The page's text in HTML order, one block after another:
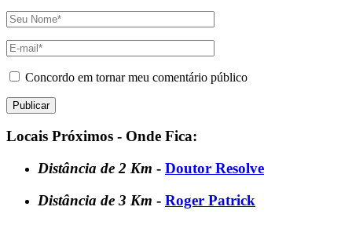
Concordo em tornar meu comentário público
Locais Próximos - Onde Fica:
Distância de 2 Km - Doutor Resolve
Distância de 3 Km - Roger Patrick